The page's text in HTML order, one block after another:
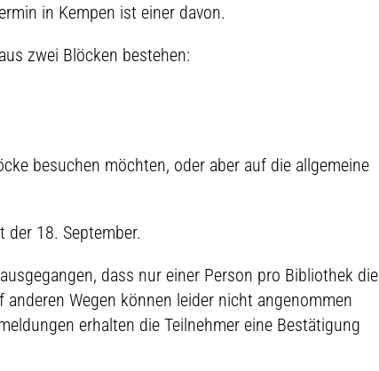
in Kempen ist einer davon.
zwei Blöcken bestehen:
besuchen möchten, oder aber auf die allgemeine
der 18. September.
dass nur einer Person pro Bibliothek die
Wegen können leider nicht angenommen
erhalten die Teilnehmer eine Bestätigung